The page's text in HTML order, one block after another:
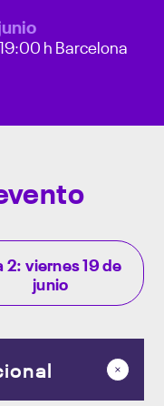
h Barcelona
2: viernes 19 de
junio